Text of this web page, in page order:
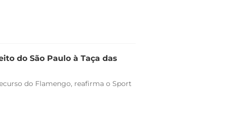
do São Paulo à Taça das
do Flamengo, reafirma o Sport